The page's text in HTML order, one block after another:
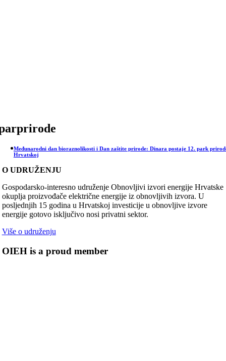
Međunarodni dan bioraznolikosti i Dan zaštite prirode: Dinara postaje 12. park
Hrvatskoj
O UDRUŽENJU
Gospodarsko-interesno udruženje Obnovljivi izvori energije Hrvatske
okuplja proizvođače električne energije iz obnovljivih izvora. U
posljednjih 15 godina u Hrvatskoj investicije u obnovljive izvore
energije gotovo isključivo nosi privatni sektor.
Više o udruženju
OIEH is a proud member